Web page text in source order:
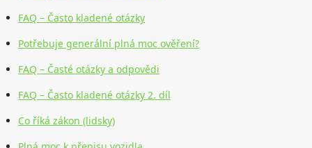
FAQ – Často kladené otázky
Potřebuje generální plná moc ověření?
FAQ – Časté otázky a odpovědi
FAQ – Často kladené otázky 2. díl
Co říká zákon (lidsky)